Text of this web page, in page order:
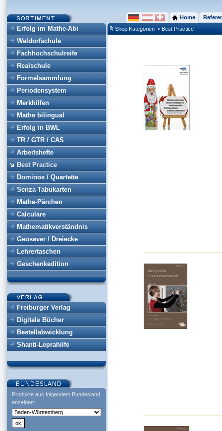
Erfolg im Mathe-Abi
Waldorfschule
Fachhochschulreife
Realschule
Formelsammlung
Periodensystem
Merkhilfen
Mathe bilingual
Erfolg in BWL
TR / GTR / CAS
Arbeitshefte
Best Practice
Dominos / Quartette
Senza Tabukarten
Mathe-Pärchen
Calculare
Mathematikverständnis
Geosaver / Dreiecke
Lehrertaschen
Geschenkedition
Freiburger Verlag
Digitale Bücher
Bestellabwicklung
Shanti-Leprahilfe
Produkte aus folgendem Bundesland
anzeigen:
Home
Shop Kategorien > Best Practice